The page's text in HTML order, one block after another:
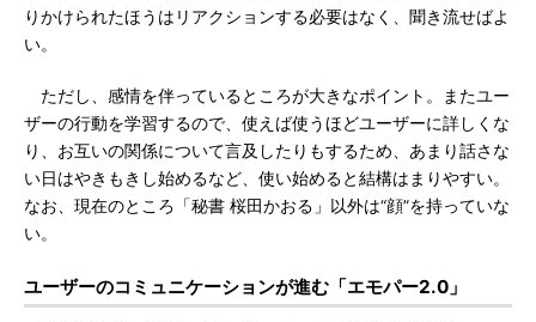
りかけられたほうはリアクションする必要はなく、聞き流せばよ
い。
ただし、感情を伴っているところが大きなポイント。またユー
ザーの行動を学習するので、使えば使うほどユーザーに詳しくな
り、お互いの関係について言及したりもするため、あまり話さな
い日はやきもきし始めるなど、使い始めると結構はまりやすい。
なお、現在のところ「秘書 桜田かおる」以外は“顔”を持っていな
い。
ユーザーのコミュニケーションが進む「エモパー2.0」